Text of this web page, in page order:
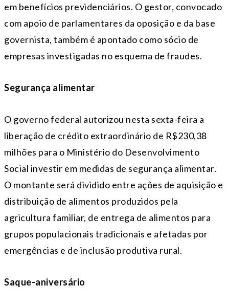
em benefícios previdenciários. O gestor, convocado
com apoio de parlamentares da oposição e da base
governista, também é apontado como sócio de
empresas investigadas no esquema de fraudes.
Segurança alimentar
O governo federal autorizou nesta sexta-feira a
liberação de crédito extraordinário de R$230,38
milhões para o Ministério do Desenvolvimento
Social investir em medidas de segurança alimentar.
O montante será dividido entre ações de aquisição e
distribuição de alimentos produzidos pela
agricultura familiar, de entrega de alimentos para
grupos populacionais tradicionais e afetadas por
emergências e de inclusão produtiva rural.
Saque-aniversário